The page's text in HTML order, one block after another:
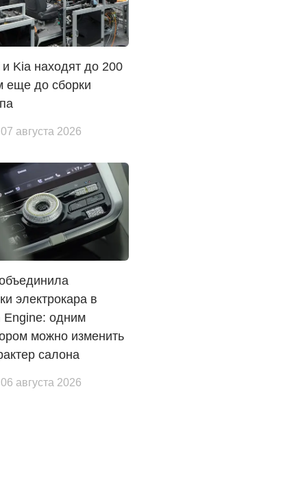
Kia находят до 200
еще до сборки
августа 2026
электрокара в
Engine: одним
можно изменить
салона
августа 2026